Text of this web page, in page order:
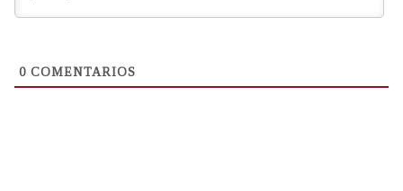
0 COMENTARIOS